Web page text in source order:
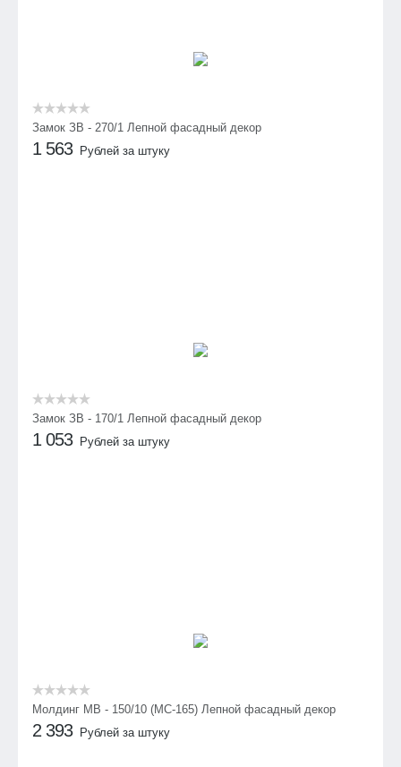
Замок ЗВ - 270/1 Лепной фасадный декор
1 563 Рублей за штуку
Замок ЗВ - 170/1 Лепной фасадный декор
1 053 Рублей за штуку
Молдинг МВ - 150/10 (МС-165) Лепной фасадный декор
2 393 Рублей за штуку